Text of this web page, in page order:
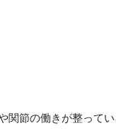
節の働きが整ってい